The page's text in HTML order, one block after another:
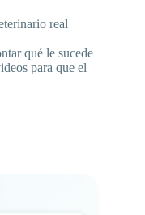
real
qué le sucede
para que el